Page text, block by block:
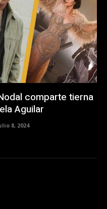
comparte tierna
Aguilar
8, 2024